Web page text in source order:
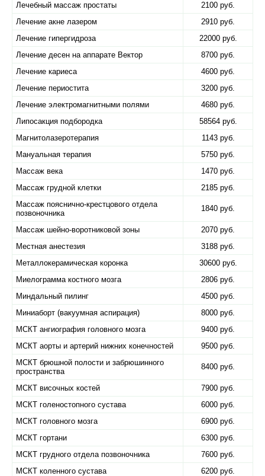
Лечебный массаж простаты
2100 руб.
Лечение акне лазером
2910 руб.
Лечение гипергидроза
22000 руб.
Лечение десен на аппарате Вектор
8700 руб.
Лечение кариеса
4600 руб.
Лечение периостита
3200 руб.
Лечение электромагнитными полями
4680 руб.
Липосакция подбородка
58564 руб.
Магнитолазеротерапия
1143 руб.
Мануальная терапия
5750 руб.
Массаж века
1470 руб.
Массаж грудной клетки
2185 руб.
Массаж пояснично-крестцового отдела
позвоночника
1840 руб.
Массаж шейно-воротниковой зоны
2070 руб.
Местная анестезия
3188 руб.
Металлокерамическая коронка
30600 руб.
Миелограмма костного мозга
2806 руб.
Миндальный пилинг
4500 руб.
Миниаборт (вакуумная аспирация)
8000 руб.
МСКТ ангиография головного мозга
9400 руб.
МСКТ аорты и артерий нижних конечностей
9500 руб.
МСКТ брюшной полости и забрюшинного
пространства
8400 руб.
МСКТ височных костей
7900 руб.
МСКТ голеностопного сустава
6000 руб.
МСКТ головного мозга
6900 руб.
МСКТ гортани
6300 руб.
МСКТ грудного отдела позвоночника
7600 руб.
МСКТ коленного сустава
6200 руб.